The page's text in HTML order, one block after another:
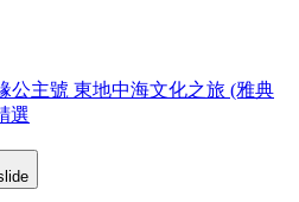
公主號 東地中海文化之旅 (雅典
選